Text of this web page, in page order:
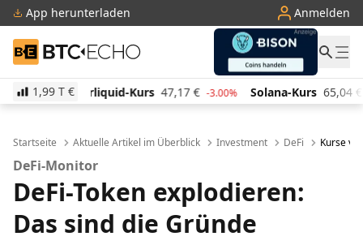
App herunterladen Anmelden
BTC-ECHO
1,99 T €
Kurs 47,17 € -3.00% Solana-Kurs 65,04 € 2.00% TRON-Kurs
Startseite Aktuelle Artikel im Überblick Investment DeFi Kurse
DeFi-Monitor
DeFi-Token explodieren:
Das sind die Gründe